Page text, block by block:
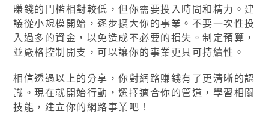
賺錢的門檻相對較低，但你需要投入時間和精力。建
議從小規模開始，逐步擴大你的事業。不要一次性投
入過多的資金，以免造成不必要的損失。制定預算，
並嚴格控制開支，可以讓你的事業更具可持續性。
相信透過以上的分享，你對網路賺錢有了更清晰的認
識。現在就開始行動，選擇適合你的管道，學習相關
技能，建立你的網路事業吧！